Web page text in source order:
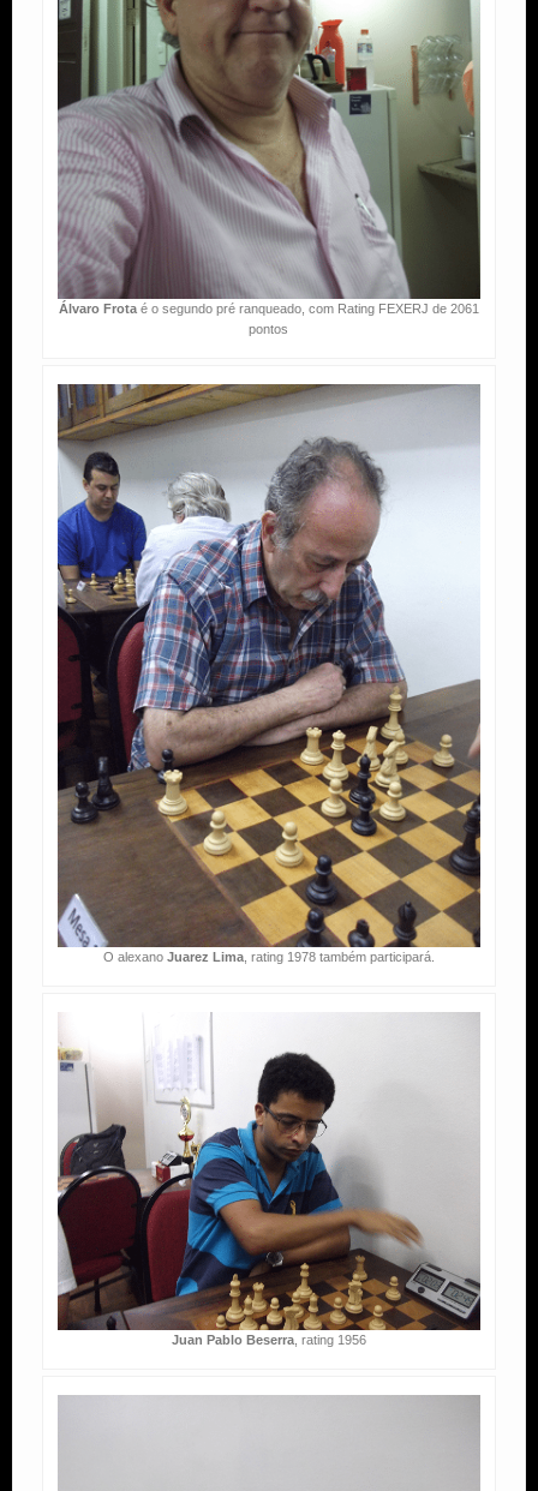
Álvaro Frotaé o segundo pré ranqueado, com Rating FEXERJ de 2061
pontos
O alexano Juarez Lima, rating 1978 também participará.
Juan Pablo Beserra, rating 1956